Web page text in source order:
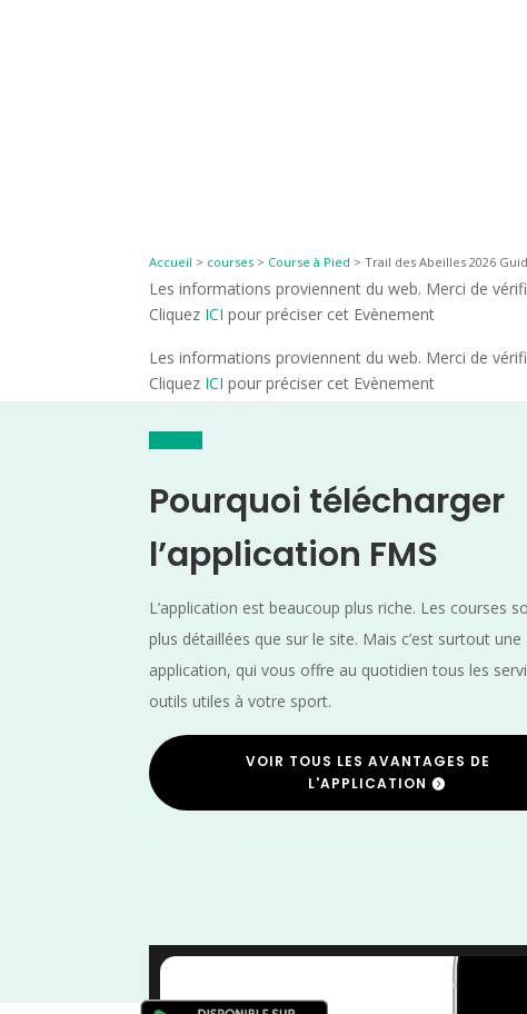
Accueil > courses > Course à Pied >Trail des Abeilles 2026
Les informations proviennent du web. Merci de
Cliquez ICI pour préciser cet Evènement
Les informations proviennent du web. Merci de
Cliquez ICI pour préciser cet Evènement
Pourquoi télécharger
l’application FMS
L’application est beaucoup plus riche. Les courses
plus détaillées que sur le site. Mais c’est surtout une
application, qui vous offre au quotidien tous les
outils utiles à votre sport.
VOIR TOUS LES AVANTAGES DE
L'APPLICATION
Nouvelle Aquitaine